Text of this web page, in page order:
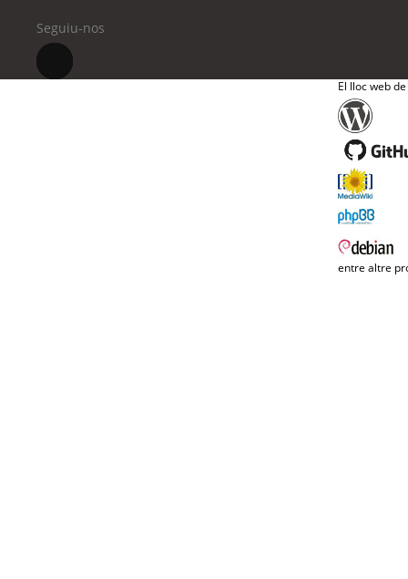
Seguiu-nos
El lloc web
entre altre